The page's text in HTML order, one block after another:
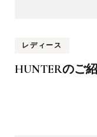
レディース
HUNTERのご